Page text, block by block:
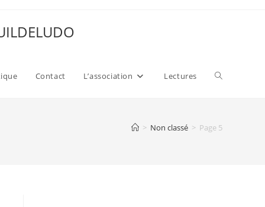
Contact L’association Lectures Toggle
> Non classé > Page 5